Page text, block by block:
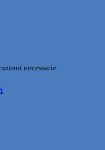
necessarie.